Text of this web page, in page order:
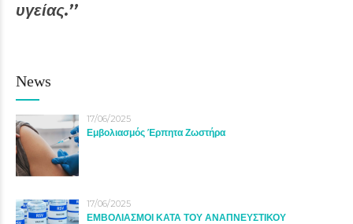
υγείας.’’
News
17/06/2025
Εμβολιασμός Έρπητα Ζωστήρα
17/06/2025
ΕΜΒΟΛΙΑΣΜΟΙ ΚΑΤΑ ΤΟΥ ΑΝΑΠΝΕΥΣΤΙΚΟΥ